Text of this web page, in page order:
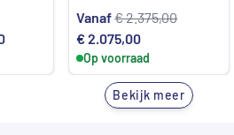
Huidige
is:
Vanaf€2.375,00
Oorspronkelijke
prijs
was:
€ 2.375,00.
€2.075,00Huidige
prijs
is:
€ 2.075,00.
Op voorraad
Bekijk meer